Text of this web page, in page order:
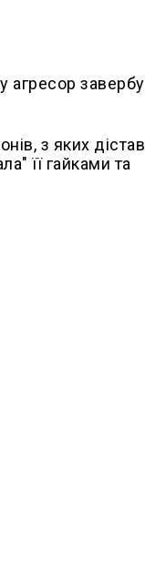
агресор
з яких
її гайками та